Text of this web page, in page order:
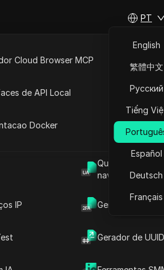
Qual é o User
navegador
IP Gerador de
Gerador de UUID
Cloud Browser MCP
de API Local
Docker
PT
English
繁體中文
Русский
Tiếng
Español
Deutsch
Français
| Guia de
(2026)
Introdução ao Conteúdo